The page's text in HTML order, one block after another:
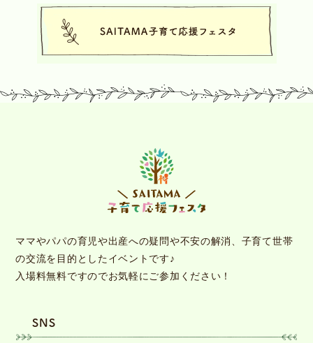
ママやパパの育児や出産への疑問や不安の解消、子育て世帯
の交流を目的としたイベントです♪
入場料無料ですのでお気軽にご参加ください！
SNS